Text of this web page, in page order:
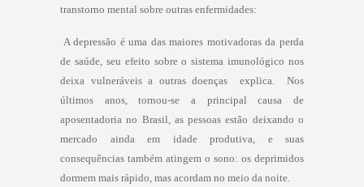
transtorno mental sobre outras enfermidades:
 A depressão é uma das maiores motivadoras da perda
de saúde, seu efeito sobre o sistema imunológico nos
deixa vulneráveis a outras doenças  explica.  Nos
últimos anos, tornou-se a principal causa de
aposentadoria no Brasil, as pessoas estão deixando o
mercado ainda em idade produtiva, e suas
consequências também atingem o sono: os deprimidos
dormem mais rápido, mas acordam no meio da noite.